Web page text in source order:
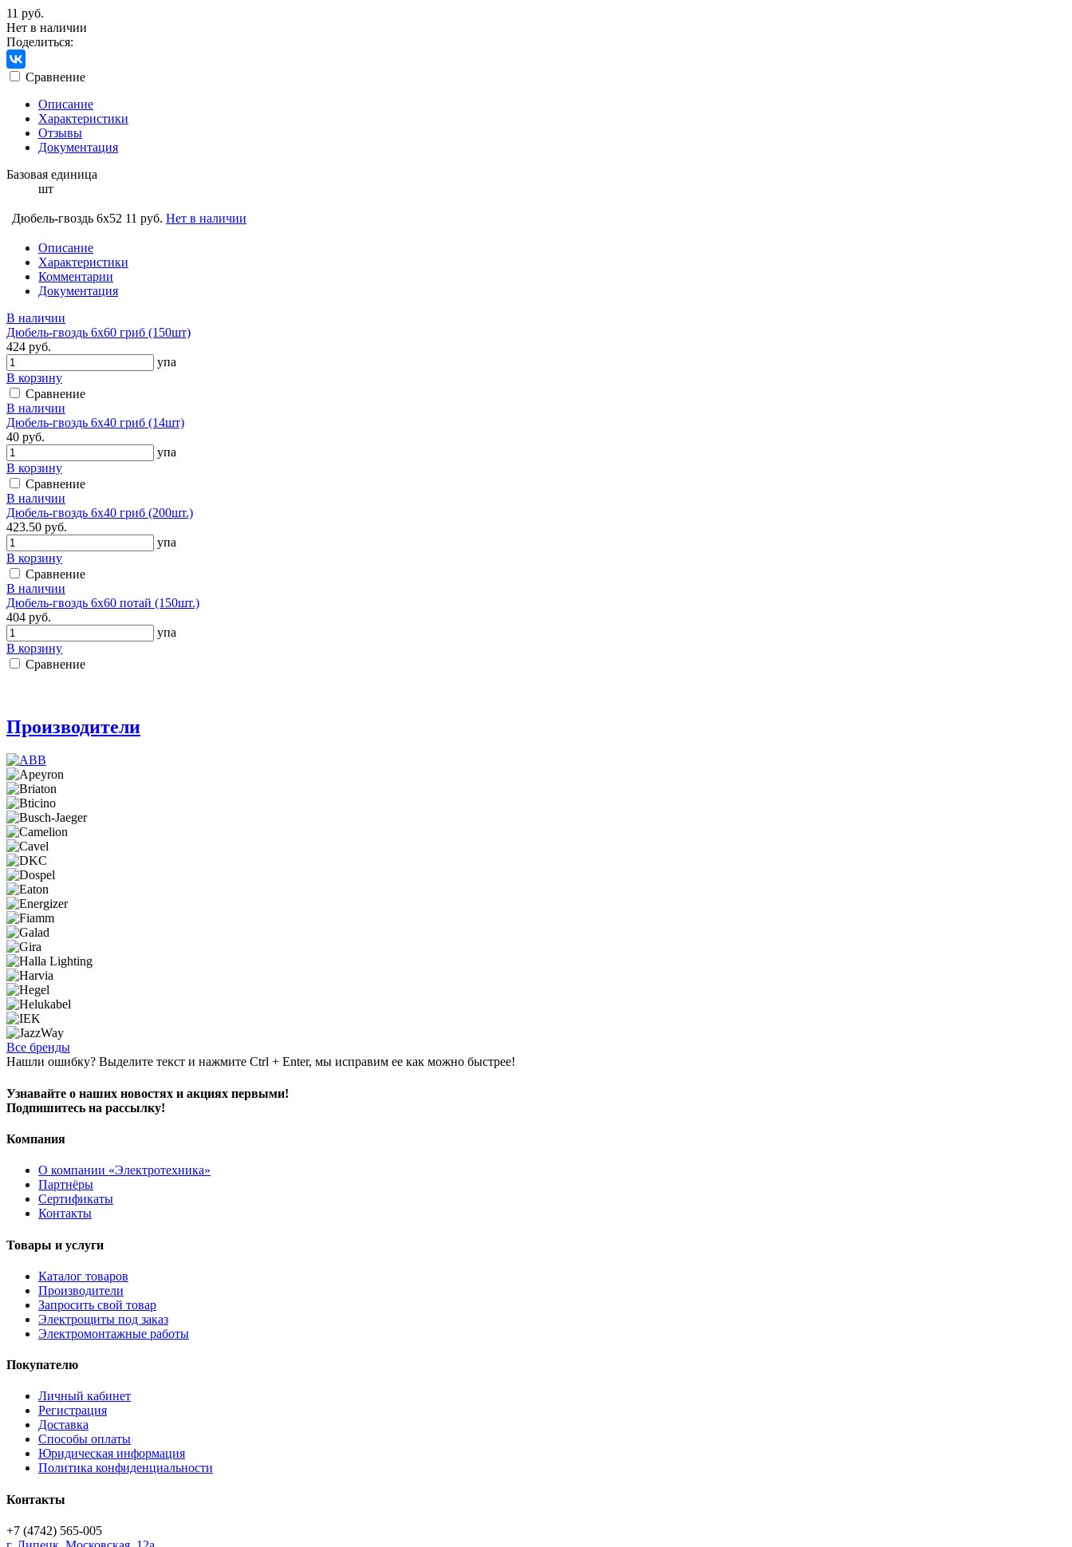
11 руб.
Нет в наличии
Поделиться:
Сравнение
Описание
Характеристики
Отзывы
Документация
Базовая единица
шт
Дюбель-гвоздь 6х52 11 руб. Нет в наличии
Описание
Характеристики
Комментарии
Документация
В наличии
Дюбель-гвоздь 6х60 гриб (150шт)
424 руб.
упа
В корзину
Сравнение
В наличии
Дюбель-гвоздь 6х40 гриб (14шт)
40 руб.
упа
В корзину
Сравнение
В наличии
Дюбель-гвоздь 6х40 гриб (200шт.)
423.50 руб.
упа
В корзину
Сравнение
В наличии
Дюбель-гвоздь 6х60 потай (150шт.)
404 руб.
упа
В корзину
Сравнение
Производители
Все бренды
Нашли ошибку? Выделите текст и нажмите Ctrl + Enter, мы исправим ее как можно быстрее!
Узнавайте о наших новостях и акциях первыми!
Подпишитесь на рассылку!
Компания
О компании «Электротехника»
Партнёры
Сертификаты
Контакты
Товары и услуги
Каталог товаров
Производители
Запросить свой товар
Электрощиты под заказ
Электромонтажные работы
Покупателю
Личный кабинет
Регистрация
Доставка
Способы оплаты
Юридическая информация
Политика конфиденциальности
Контакты
+7 (4742) 565-005